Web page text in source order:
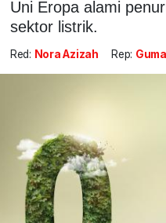
Uni Eropa alami
sektor listrik.
Red: Nora Azizah Rep: